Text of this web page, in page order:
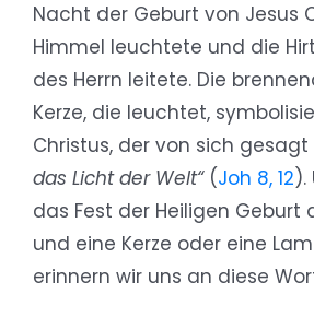
Nacht der Geburt von Jesus
Himmel leuchtete und die
des Herrn leitete. Die
Kerze, die leuchtet,
Christus, der von sich
das Licht der Welt“ (Joh 8, 12).
das Fest der Heiligen Geburt
und eine Kerze oder eine
erinnern wir uns an diese